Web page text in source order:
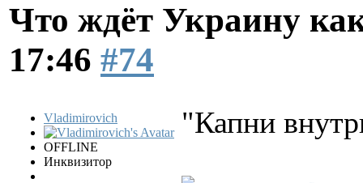
Что ждёт Украину
17:46 #74
Vladimirovich
OFFLINE
Инквизитор
"Капни